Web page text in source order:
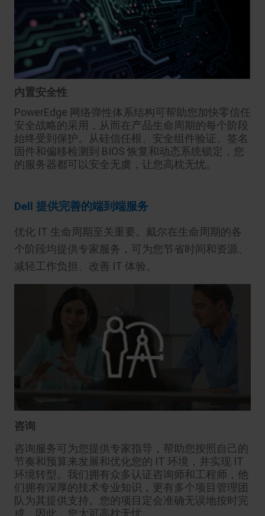
内置安全性
PowerEdge 网络弹性体系结构可帮助您加快零信任
安全战略的采用，从而在产品生命周期的每个阶段
始终受到保护。从硅信任根、安全组件验证、签名
固件和偏移检测到 BIOS 恢复和动态系统锁定，您
的服务器都可以安全无虞，让您高枕无忧。
Dell 提供完善的端到端服务
优化 IT 生命周期至关重要。戴尔在生命周期的各
个阶段均提供专家服务，可为您节省时间和资源、
减轻工作负担、改善 IT 体验。
咨询
咨询服务可为您提供专家指导，帮助您按照自己的
节奏和预算来发展和优化您的 IT 环境，并实现 IT
环境转型。我们拥有众多认证咨询师和工程师，他
们拥有深厚的技术专业知识，更有多个项目管理团
队为其提供支持。您的项目定会准确无误地按时完